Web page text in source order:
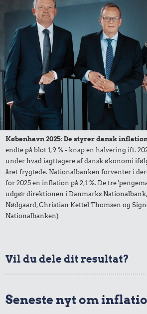
0,14 kr.
Æble
3,85 kr.
10 liter benzin
Agurk
København 2025: De styrer dansk
endte på blot 1,9 % - knap en halvering ift.
under hvad iagttagere af dansk økonomi
året frygtede. Nationalbanken forventer i
for 2025 en inflation på 2,1 %. De tre
udgør direktionen i Danmarks
Nødgaard, Christian Kettel Thomsen og
Nationalbanken)
Vil du dele dit resultat?
Seneste nyt om